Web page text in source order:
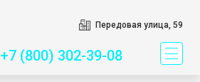
Передовая улица, 59
+7 (800) 302-39-08